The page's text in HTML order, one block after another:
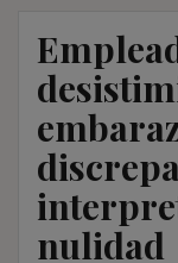
nulidad